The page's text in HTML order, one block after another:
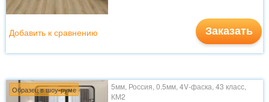
Заказать
Добавить к сравнению
Образец в шоу-руме
5мм, Россия, 0.5мм, 4V-фаска, 43 класс,
КМ2